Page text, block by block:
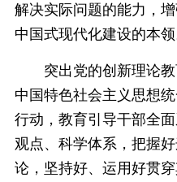
解决实际问题的能力，
中国式现代化建设的本领
突出党的创新理论教
中国特色社会主义思想
行动，教育引导干部全
观点、科学体系，把握
论，坚持好、运用好贯